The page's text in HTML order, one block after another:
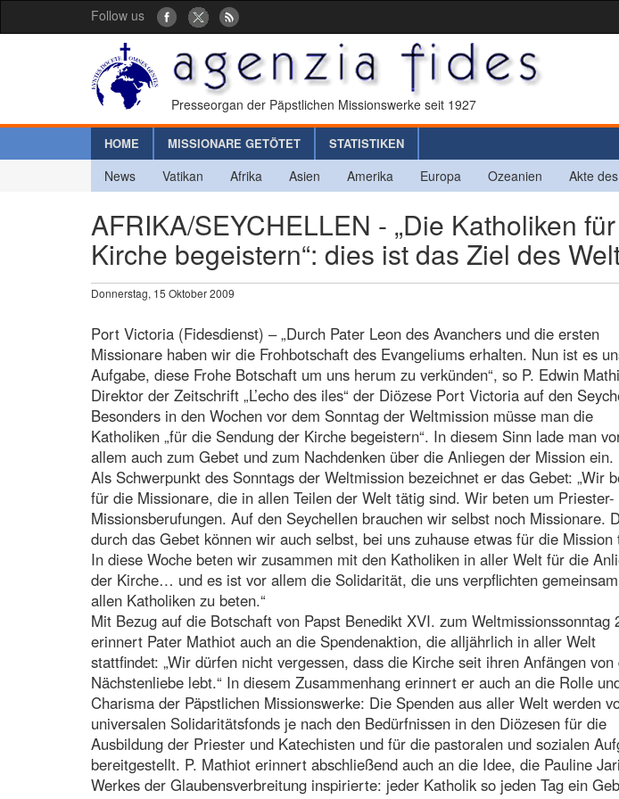
Follow us
Presseorgan der Päpstlichen Missionswerke seit 1927
HOME MISSIONARE GETÖTET STATISTIKEN
News Vatikan Afrika Asien Amerika Europa Ozeanien Akte
AFRIKA/SEYCHELLEN - „Die Katholiken
Kirche begeistern“: dies ist das Ziel des
Donnerstag, 15 Oktober 2009
Port Victoria (Fidesdienst) – „Durch Pater Leon des Avanchers und die ersten
Missionare haben wir die Frohbotschaft des Evangeliums erhalten. Nun ist es
Aufgabe, diese Frohe Botschaft um uns herum zu verkünden“, so P. Edwin
Direktor der Zeitschrift „L’echo des iles“ der Diözese Port Victoria auf den
Besonders in den Wochen vor dem Sonntag der Weltmission müsse man die
Katholiken „für die Sendung der Kirche begeistern“. In diesem Sinn lade man
allem auch zum Gebet und zum Nachdenken über die Anliegen der Mission ein.
Als Schwerpunkt des Sonntags der Weltmission bezeichnet er das Gebet: „Wir
für die Missionare, die in allen Teilen der Welt tätig sind. Wir beten um Priester-
Missionsberufungen. Auf den Seychellen brauchen wir selbst noch Missionare.
durch das Gebet können wir auch selbst, bei uns zuhause etwas für die Mission
In diese Woche beten wir zusammen mit den Katholiken in aller Welt für die
der Kirche… und es ist vor allem die Solidarität, die uns verpflichten
allen Katholiken zu beten.“
Mit Bezug auf die Botschaft von Papst Benedikt XVI. zum Weltmissionssonntag
erinnert Pater Mathiot auch an die Spendenaktion, die alljährlich in aller Welt
stattfindet: „Wir dürfen nicht vergessen, dass die Kirche seit ihren Anfängen von
Nächstenliebe lebt.“ In diesem Zusammenhang erinnert er auch an die Rolle
Charisma der Päpstlichen Missionswerke: Die Spenden aus aller Welt werden
universalen Solidaritätsfonds je nach den Bedürfnissen in den Diözesen für die
Ausbildung der Priester und Katechisten und für die pastoralen und sozialen
bereitgestellt. P. Mathiot erinnert abschließend auch an die Idee, die Pauline
Werkes der Glaubensverbreitung inspirierte: jeder Katholik so jeden Tag ein